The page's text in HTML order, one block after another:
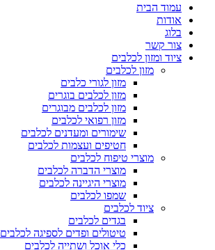
עמוד הבית
אודות
בלוג
צור קשר
ציוד ומזון לכלבים
מזון לכלבים
מזון לגורי כלבים
מזון לכלבים בוגרים
מזון לכלבים מבוגרים
מזון רפואי לכלבים
שימורים ומעדנים לכלבים
חטיפים ועצמות לכלבים
מוצרי טיפוח לכלבים
מוצרי הדברה לכלבים
מוצרי היגיינה לכלבים
שמפו לכלבים
ציוד לכלבים
בגדים לכלבים
טיטולים ופדים לספיגה לכלבים
כלי אוכל ושתייה לכלבים